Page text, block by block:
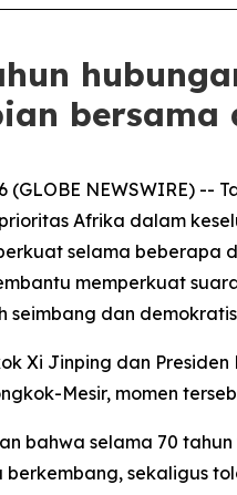
bersama
(GLOBE NEWSWIRE)
Afrika dalam
selama beberapa
memperkuat
seimbang dan
Xi Jinping dan
Mesir, momen
bahwa selama 70
sekaligus